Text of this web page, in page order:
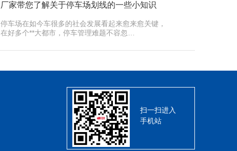
厂家带您了解关于停车场划线的一些小知识
停车场在如今车很多的社会发展看起来愈来愈关键，
在好多个**大都市，停车管理难题不容忽…
扫一扫进入
手机站